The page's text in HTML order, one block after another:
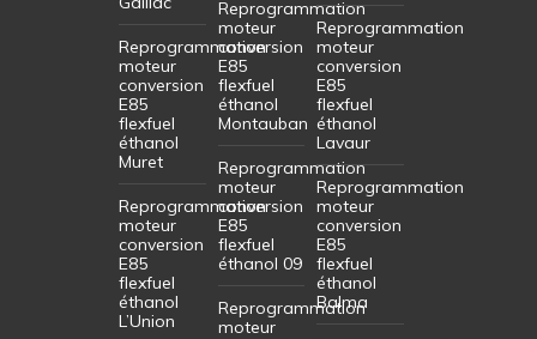
Reprogrammation
moteur
conversion
E85
flexfuel
éthanol
Muret
Reprogrammation
moteur
conversion
E85
flexfuel
éthanol
L’Union
Reprogrammation
moteur
conversion
E85
flexfuel
éthanol
Montauban
Reprogrammation
moteur
conversion
E85
flexfuel
éthanol 09
Reprogrammation
moteur
Reprogrammation
moteur
conversion
E85
flexfuel
éthanol
Lavaur
Reprogrammation
moteur
conversion
E85
flexfuel
éthanol
Balma